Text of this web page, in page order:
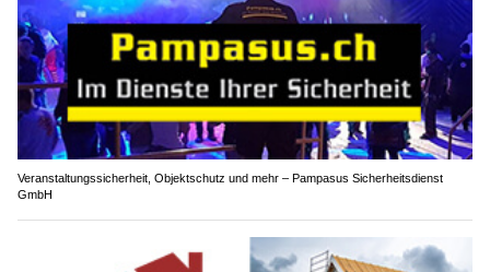
Veranstaltungssicherheit, Objektschutz und mehr – Pampasus Sicherheitsdienst
GmbH